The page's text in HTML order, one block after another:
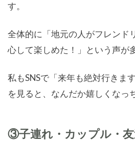
す。
全体的に「地元の人がフレンド
心して楽しめた！」という声が
私もSNSで「来年も絶対行きま
を見ると、なんだか嬉しくなっ
③子連れ・カップル・